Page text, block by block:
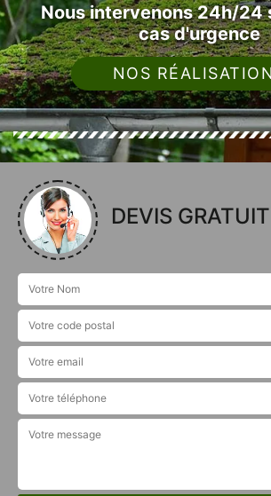
Nous intervenons 24h/24
cas d'urgence
NOS
DEVIS GRATUIT